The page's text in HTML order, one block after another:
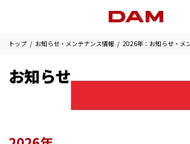
トップ お知らせ・メンテナンス情報 2026年：お知らせ・メ
お知らせ